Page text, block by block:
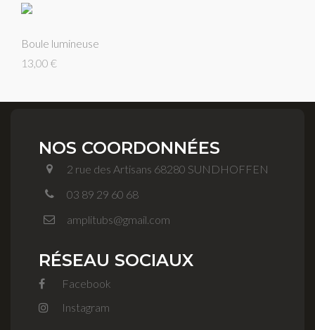
Boule lumineuse
13,00 €
NOS COORDONNÉES
2 rue des Artisans 68280 SUNDHOFFEN
03 89 29 60 68
amplitubs@gmail.com
RÉSEAU SOCIAUX
Facebook
Instagram